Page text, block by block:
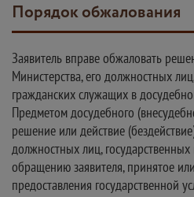
Порядок обжалования
Заявитель вправе обжаловать
Министерства, его должностных
гражданских служащих в
Предметом досудебного
решение или действие
должностных лиц,
обращению заявителя, принятое
предоставления государственной